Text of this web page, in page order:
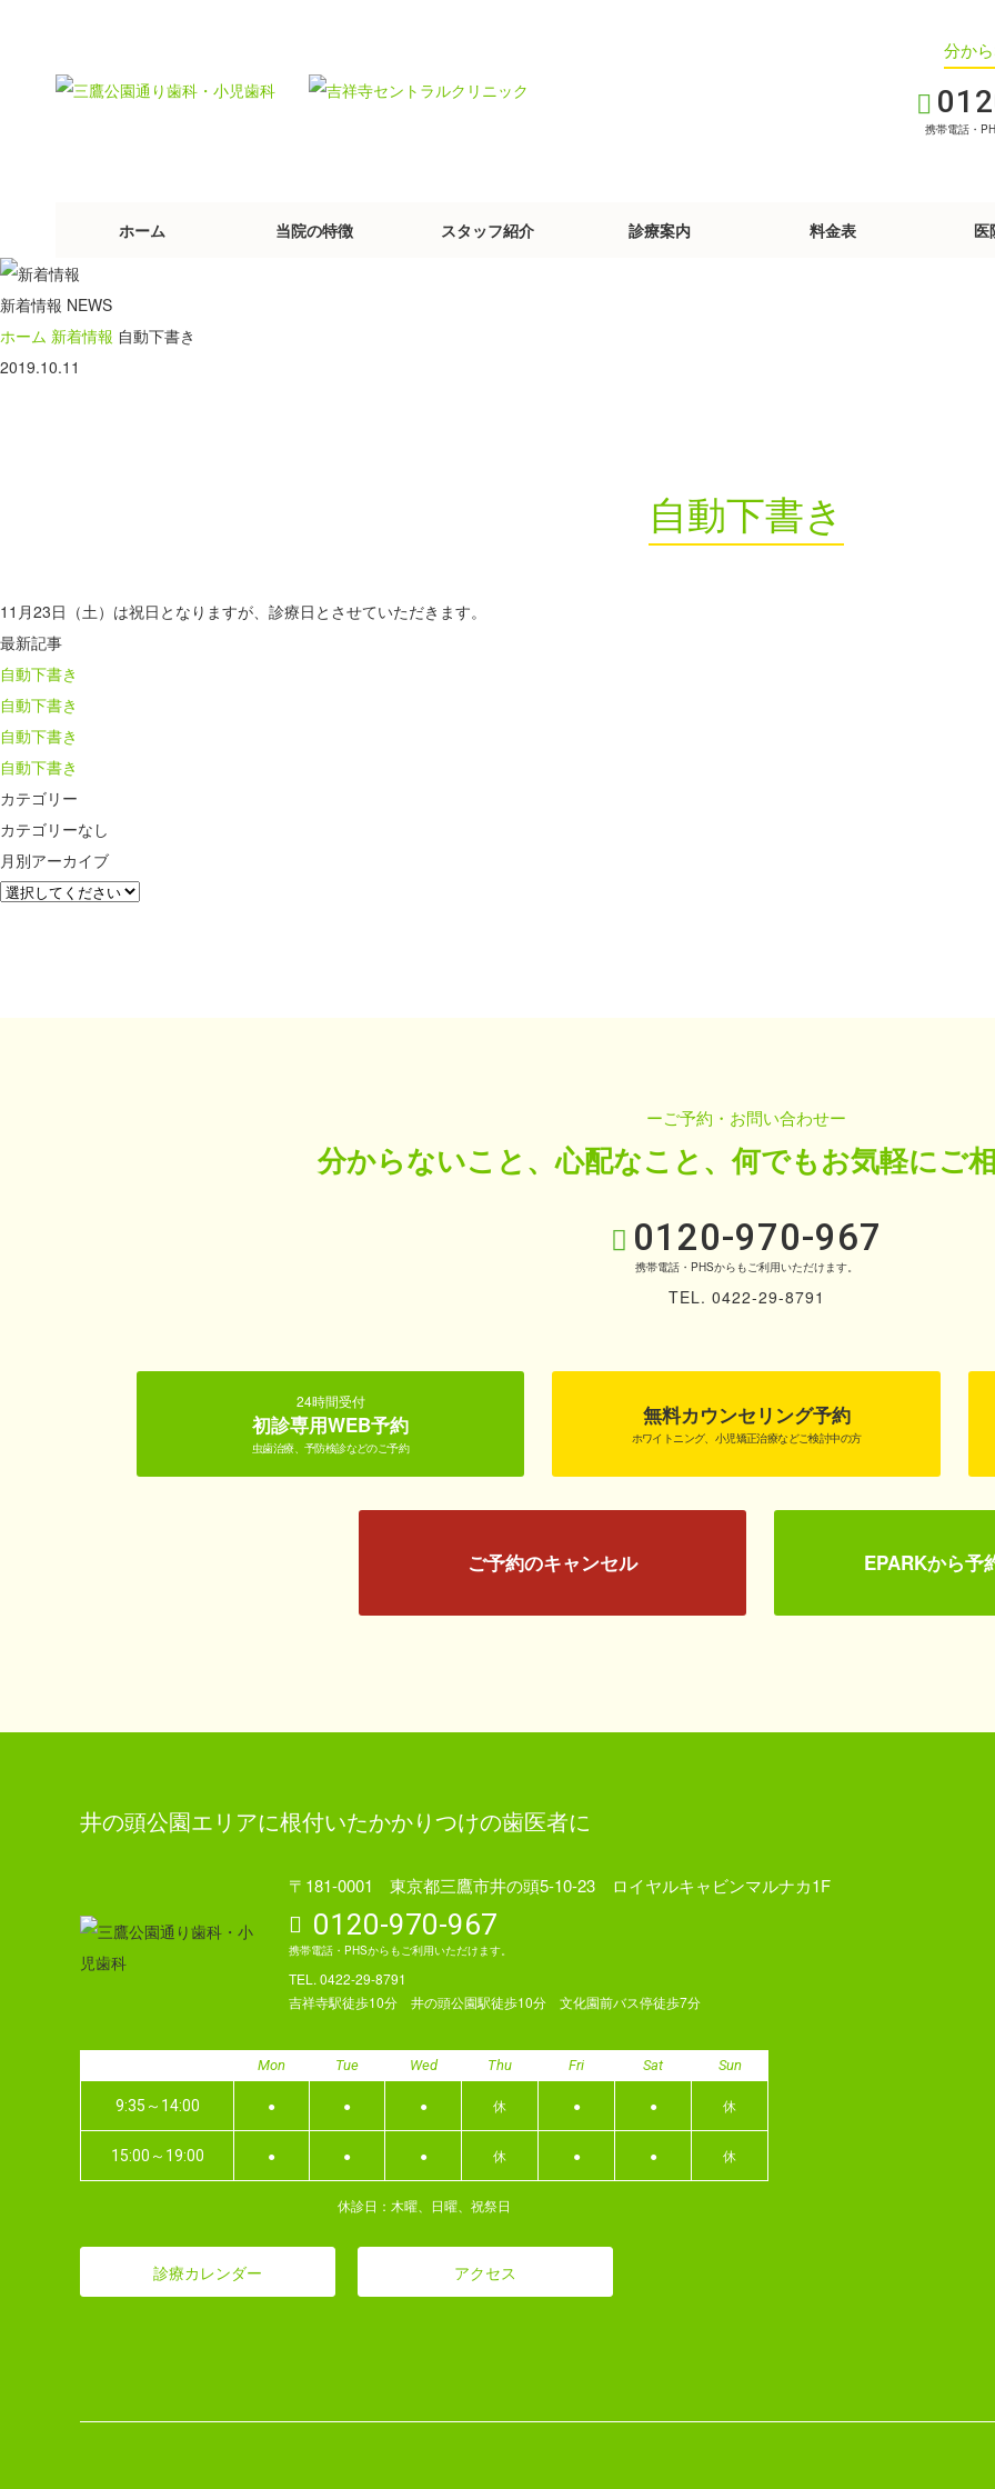
分か
携帯電話・
ホーム 当院の特徴 スタッフ紹介 診療案内 料金表 医
新着情報 NEWS
ホーム 新着情報 自動下書き
2019.10.11
自動下書き
11月23日（土）は祝日となりますが、診療日とさせていただきます。
最新記事
自動下書き
自動下書き
自動下書き
自動下書き
カテゴリー
カテゴリーなし
月別アーカイブ
ーご予約・お問い合わせー
分からないこと、心配なこと、何でもお気軽にご
0120-970-967
携帯電話・PHSからもご利用いただけます。
TEL. 0422-29-8791
24時間受付
初診専用WEB予約
虫歯治療、予防検診などのご予約
無料カウンセリング予約
ホワイトニング、小児矯正治療などご検討中の方
ご予約のキャンセル EPARKから予
井の頭公園エリアに根付いたかかりつけの歯医者に
〒181-0001 東京都三鷹市井の頭5-10-23 ロイヤルキャビンマルナカ1F
0120-970-967
携帯電話・PHSからもご利用いただけます。
TEL. 0422-29-8791
吉祥寺駅徒歩10分 井の頭公園駅徒歩10分 文化園前バス停徒歩7分
Mon Tue Wed Thu Fri Sat Sun
9:35～14:00 ● ● ● 休 ● ● 休
15:00～19:00 ● ● ● 休 ● ● 休
休診日：木曜、日曜、祝祭日
診療カレンダー アクセス